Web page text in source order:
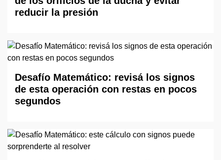
reducir la presión
Desafío Matemático: revisá los signos
de esta operación con restas en pocos
segundos